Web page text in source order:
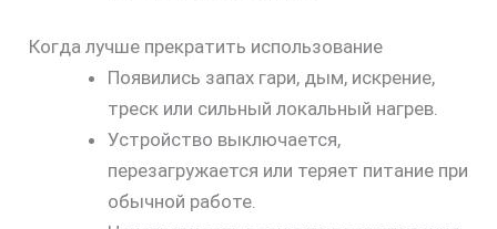
Когда лучше прекратить использование
Появились запах гари, дым, искрение,
треск или сильный локальный нагрев.
Устройство выключается,
перезагружается или теряет питание при
обычной работе.